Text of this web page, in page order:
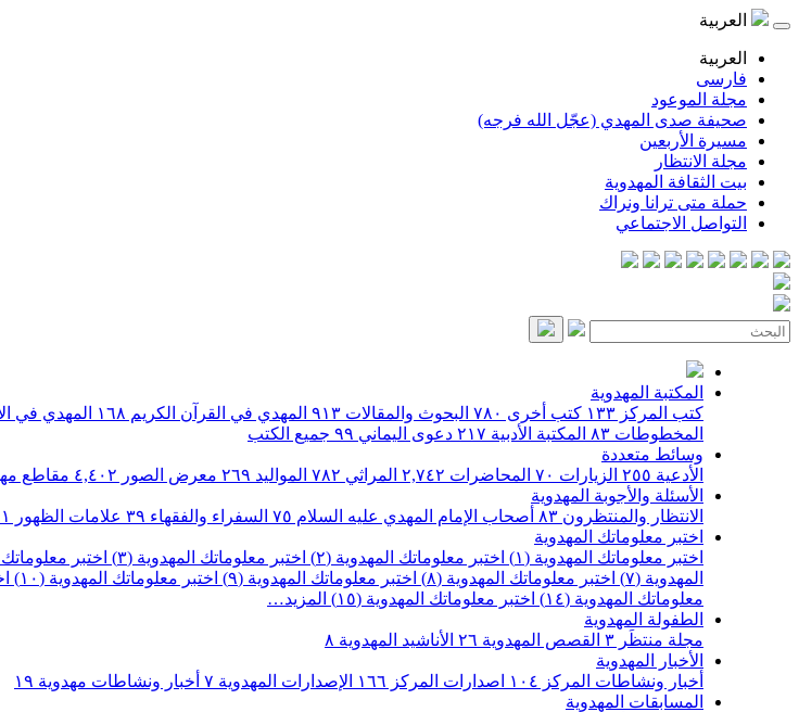
العربية
العربية
فارسی
مجلة الموعود
صحيفة صدى المهدي (عجّل الله فرجه)
مسيرة الأربعين
مجلة الانتظار
بيت الثقافة المهدوية
حملة متى ترانا ونراك
التواصل الاجتماعي
المكتبة المهدوية
كتب المركز ١٣٣ كتب أخرى ٧٨٠ البحوث والمقالات ٩١٣ المهدي في القرآن الكريم ١٦٨ المهدي في
المخطوطات ٨٣ المكتبة الأدبية ٢١٧ دعوى اليماني ٩٩ جميع الكتب
وسائط متعددة
الأدعية ٢٥٥ الزيارات ٧٠ المحاضرات ٢,٧٤٢ المراثي ٧٨٢ المواليد ٢٦٩ معرض الصور ٤,٤٠٢ مقاطع
الأسئلة والأجوبة المهدوية
الانتظار والمنتظرون ٨٣ أصحاب الإمام المهدي عليه السلام ٧٥ السفراء والفقهاء ٣٩ علامات الظهور
اختبر معلوماتك المهدوية
اختبر معلوماتك المهدوية (١)
اختبر معلوماتك المهدوية (٢) اختبر معلوماتك المهدوية (٣) اختبر معلوماتك
المهدوية (٧)
اختبر معلوماتك المهدوية (٨) اختبر معلوماتك المهدوية (٩) اختبر معلوماتك المهدوية (١٠)
معلوماتك المهدوية (١٤)
اختبر معلوماتك المهدوية (١٥)
المزيد…
الطفولة المهدوية
مجلة منتظَر ٣ القصص المهدوية ٢٦ الأناشيد المهدوية ٨
الأخبار المهدوية
أخبار ونشاطات المركز ١٠٤ اصدارات المركز ١٦٦ الإصدارات المهدوية ٧ أخبار ونشاطات مهدوية ١٩
المسابقات المهدوية